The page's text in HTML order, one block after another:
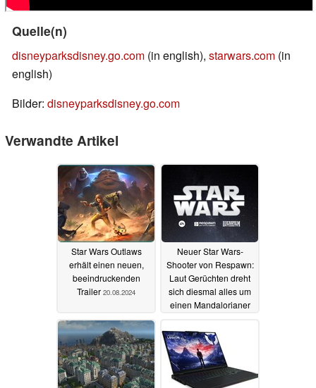
Quelle(n)
disneyparksdisney.go.com (in english), starwars.com (in
english)
Bilder: disneyparksdisney.go.com
Verwandte Artikel
Star Wars Outlaws
erhält einen neuen,
beeindruckenden
Trailer 20.08.2024
Neuer Star Wars-
Shooter von Respawn:
Laut Gerüchten dreht
sich diesmal alles um
einen Mandalorianer